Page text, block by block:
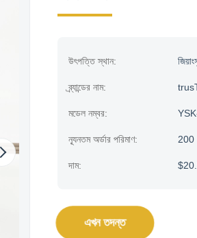
উৎপত্তি স্থান:
ব্র্যান্ডের নাম:
মডেল নম্বর:
ন্যূনতম অর্ডার পরিমাণ: 200
দাম:
এখন তদন্ত